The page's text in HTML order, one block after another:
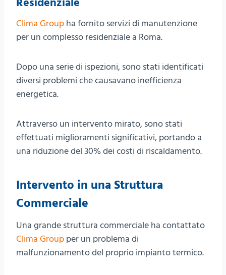
Clima Group ha fornito servizi di manutenzione
per un complesso residenziale a Roma.
Dopo una serie di ispezioni, sono stati identificati
diversi problemi che causavano inefficienza
energetica.
Attraverso un intervento mirato, sono stati
effettuati miglioramenti significativi, portando a
una riduzione del 30% dei costi di riscaldamento.
Intervento in una Struttura
Commerciale
Una grande struttura commerciale ha contattato
Clima Group per un problema di
malfunzionamento del proprio impianto termico.